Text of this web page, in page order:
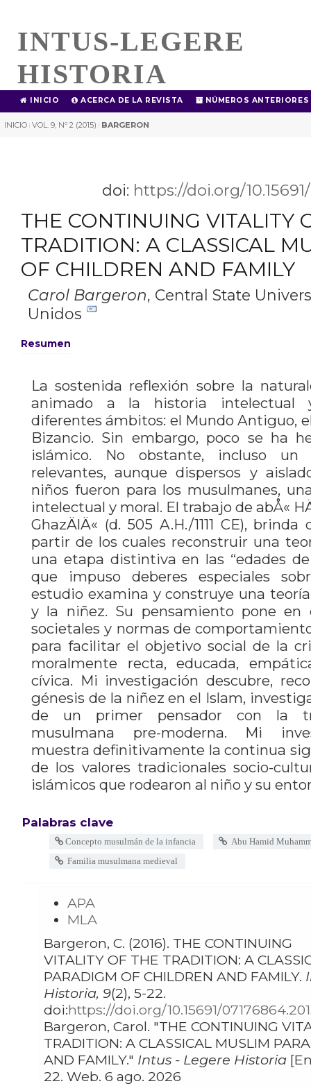
INTUS-LEGERE
HISTORIA
INICIO ACERCA DE LA REVISTA NÚMEROS ANTERIORES
INICIO | VOL. 9, Nº 2 (2015) | BARGERON
doi: https://doi.org/
THE CONTINUING VITALITY
TRADITION: A CLASSICAL
OF CHILDREN AND FAMILY
Carol Bargeron, Central State
Unidos
Resumen
La sostenida reflexión sobre la
animado a la historia intelectual
diferentes ámbitos: el Mundo Antiguo,
Bizancio. Sin embargo, poco se ha
islámico. No obstante, incluso
relevantes, aunque dispersos y
niños fueron para los musulmanes,
intelectual y moral. El trabajo de abÅ«
GhazÄlÄ« (d. 505 A.H./1111 CE),
partir de los cuales reconstruir una
una etapa distintiva en las “edades
que impuso deberes especiales
estudio examina y construye una
y la niñez. Su pensamiento pone en
societales y normas de
para facilitar el objetivo social de la
moralmente recta, educada,
cívica. Mi investigación descubre,
génesis de la niñez en el Islam,
de un primer pensador con la
musulmana pre-moderna. Mi
muestra definitivamente la continua
de los valores tradicionales socio-
islámicos que rodearon al niño y su
Palabras clave
Concepto musulmán de la infancia
Abu Hamid
Familia musulmana medieval
APA
MLA
Bargeron, C. (2016). THE CONTINUING
VITALITY OF THE TRADITION: A
PARADIGM OF CHILDREN AND FAMILY.
Historia, 9(2), 5-22.
doi:https://doi.org/10.15691/
Bargeron, Carol. "THE CONTINUING VITALITY OF THE
TRADITION: A CLASSICAL MUSLIM
AND FAMILY." Intus - Legere Historia
22. Web. 6 ago. 2026